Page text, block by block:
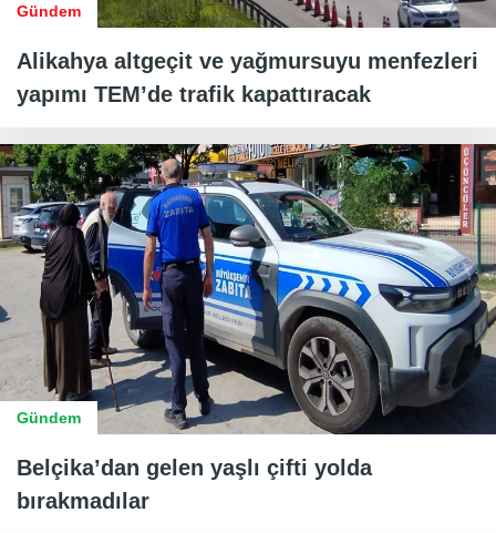
Gündem
Alikahya altgeçit ve yağmursuyu menfezleri
yapımı TEM’de trafik kapattıracak
Gündem
Belçika’dan gelen yaşlı çifti yolda
bırakmadılar